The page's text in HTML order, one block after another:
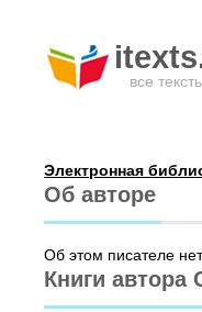
все
Электронная
Об авторе
Об этом писателе
Книги автора